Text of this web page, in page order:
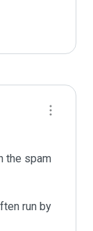
the spam
run by